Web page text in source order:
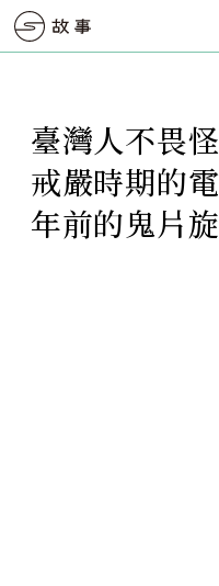
臺灣人不畏
戒嚴時期的
年前的鬼片